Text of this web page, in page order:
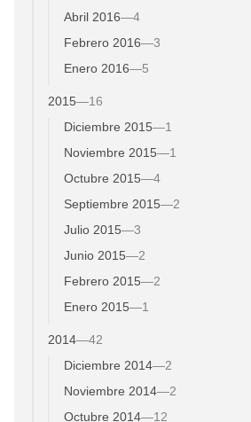
Abril 2016—4
Febrero 2016—3
Enero 2016—5
2015—16
Diciembre 2015—1
Noviembre 2015—1
Octubre 2015—4
Septiembre 2015—2
Julio 2015—3
Junio 2015—2
Febrero 2015—2
Enero 2015—1
2014—42
Diciembre 2014—2
Noviembre 2014—2
Octubre 2014—12